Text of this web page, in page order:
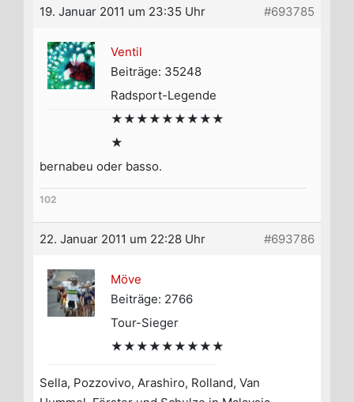
19. Januar 2011 um 23:35 Uhr #693785
Ventil
Beiträge: 35248
Radsport-Legende
★★★★★★★★★
★
bernabeu oder basso.
102
22. Januar 2011 um 22:28 Uhr #693786
Möve
Beiträge: 2766
Tour-Sieger
★★★★★★★★★
Sella, Pozzovivo, Arashiro, Rolland, Van